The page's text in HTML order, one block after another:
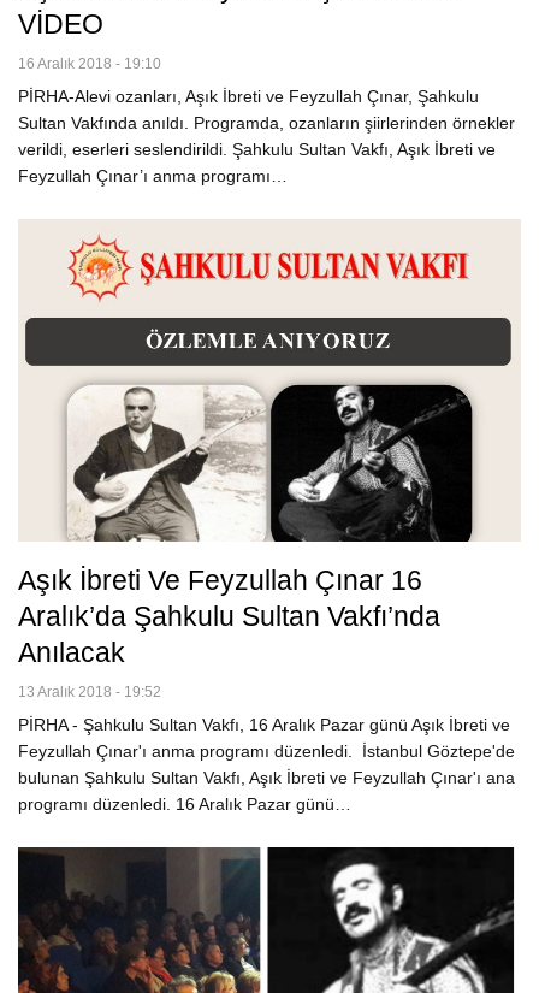
VİDEO
16 Aralık 2018 - 19:10
PİRHA-Alevi ozanları, Aşık İbreti ve Feyzullah Çınar, Şahkulu
Sultan Vakfında anıldı. Programda, ozanların şiirlerinden örnekler
verildi, eserleri seslendirildi. Şahkulu Sultan Vakfı, Aşık İbreti ve
Feyzullah Çınar’ı anma programı…
Aşık İbreti Ve Feyzullah Çınar 16
Aralık’da Şahkulu Sultan Vakfı’nda
Anılacak
13 Aralık 2018 - 19:52
PİRHA - Şahkulu Sultan Vakfı, 16 Aralık Pazar günü Aşık İbreti ve
Feyzullah Çınar'ı anma programı düzenledi. İstanbul Göztepe'de
bulunan Şahkulu Sultan Vakfı, Aşık İbreti ve Feyzullah Çınar'ı ana
programı düzenledi. 16 Aralık Pazar günü…